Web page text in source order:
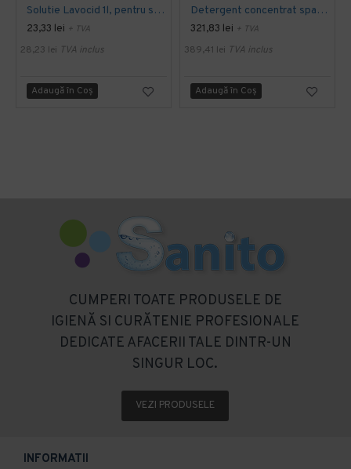
Solutie Lavocid 1l, pentru spatii sanitare
23,33 lei + TVA
28,23 lei TVA inclus
Adaugă în Coş
Detergent concentrat spatii sanitare, 10 L - Tana SANET Ivecid
321,83 lei + TVA
389,41 lei TVA inclus
Adaugă în Coş
CUMPERI TOATE PRODUSELE DE
IGIENĂ SI CURĂTENIE PROFESIONALE
DEDICATE AFACERII TALE DINTR-UN
SINGUR LOC.
VEZI PRODUSELE
INFORMATII